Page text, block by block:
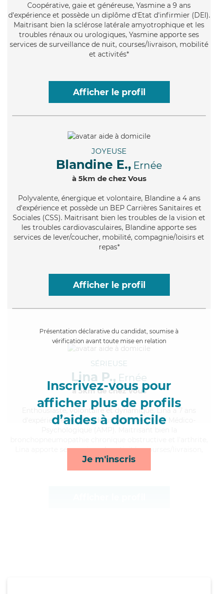
Coopérative, gaie et généreuse, Yasmine a 9 ans
d'expérience et possède un diplôme d'Etat d'infirmier (DEI).
Maitrisant bien la sclérose latérale amyotrophique et les
troubles rénaux ou urologiques, Yasmine apporte ses
services de surveillance de nuit, courses/livraison, mobilité
et activités*
Afficher le profil
JOYEUSE
Blandine E., Ernée
à 5km de chez Vous
Polyvalente, énergique et volontaire, Blandine a 4 ans
d'expérience et possède un BEP Carrières Sanitaires et
Sociales (CSS). Maitrisant bien les troubles de la vision et
les troubles cardiovasculaires, Blandine apporte ses
services de lever/coucher, mobilité, compagnie/loisirs et
repas*
Afficher le profil
Présentation déclarative du candidat, soumise à
vérification avant toute mise en relation
Inscrivez-vous pour
afficher plus de profils
d’aides à domicile
Je m'inscris
SÉRIEUSE
Lina P., Ernée
à 5km de chez Vous
, volontaire et dynamique, Lina a 7 ans
d'expérience et possède un diplôme d'Aide Médico-
Lina apporte ses services de activités, courses/livraison,
transports et ménage*